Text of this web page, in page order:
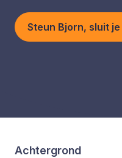
Steun Bjorn, sluit je
Achtergrond